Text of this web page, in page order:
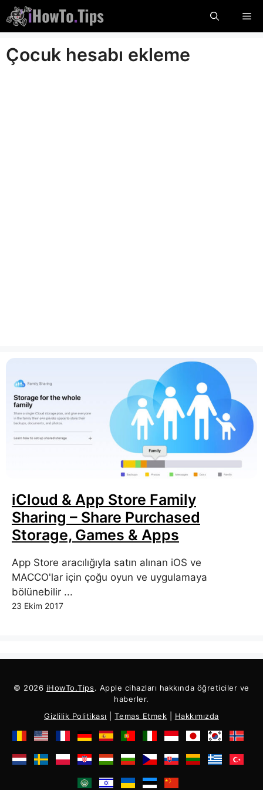
İçeriğe
atla
Çocuk hesabı ekleme
iCloud & App Store Family
Sharing – Share Purchased
Storage, Games & Apps
App Store aracılığıyla satın alınan iOS ve
MACCO'lar için çoğu oyun ve uygulamaya
bölünebilir ...
23 Ekim 2017
© 2026 iHowTo.Tips. Apple cihazları hakkında öğreticiler ve
haberler.
Gizlilik Politikası
|Temas Etmek Hakkımızda